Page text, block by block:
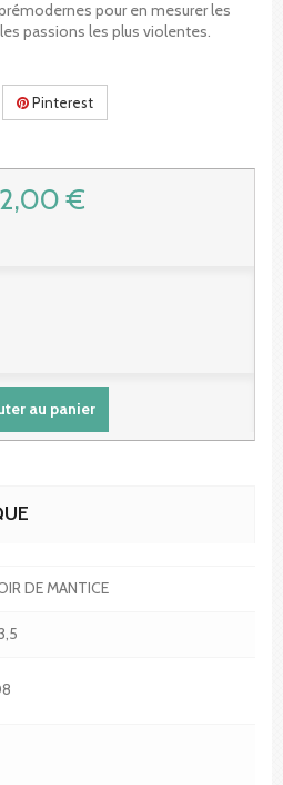
pour en mesurer les
passions les plus violentes.
Pinterest
€
au panier
DE MANTICE